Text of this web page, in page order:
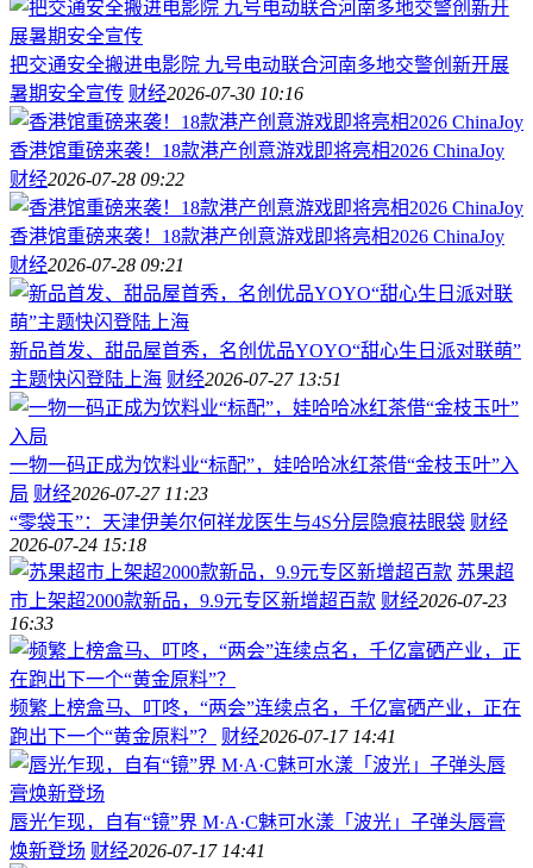
把交通安全搬进电影院 九号电动联合河南多地交警创新开展
暑期安全宣传 财经2026-07-30 10:16
香港馆重磅来袭！18款港产创意游戏即将亮相2026 ChinaJoy
财经2026-07-28 09:22
香港馆重磅来袭！18款港产创意游戏即将亮相2026 ChinaJoy
财经2026-07-28 09:21
新品首发、甜品屋首秀，名创优品YOYO“甜心生日派对联萌”
主题快闪登陆上海 财经2026-07-27 13:51
一物一码正成为饮料业“标配”，娃哈哈冰红茶借“金枝玉叶”入
局 财经2026-07-27 11:23
“零袋玉”：天津伊美尔何祥龙医生与4S分层隐痕祛眼袋 财经
2026-07-24 15:18
苏果超
市上架超2000款新品，9.9元专区新增超百款 财经2026-07-23
16:33
频繁上榜盒马、叮咚，“两会”连续点名，千亿富硒产业，正在
跑出下一个“黄金原料”？
财经2026-07-17 14:41
唇光乍现，自有“镜”界 M·A·C魅可水漾「波光」子弹头唇膏
焕新登场 财经2026-07-17 14:41